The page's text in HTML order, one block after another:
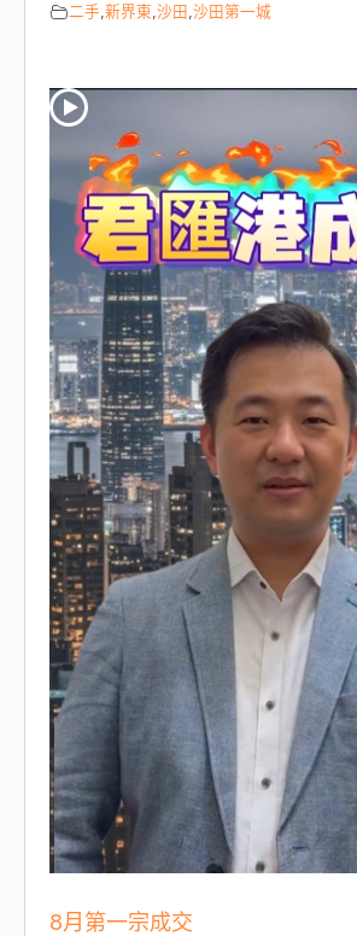
二手,新界東,沙田 ,沙田第一城
8月第一宗成交